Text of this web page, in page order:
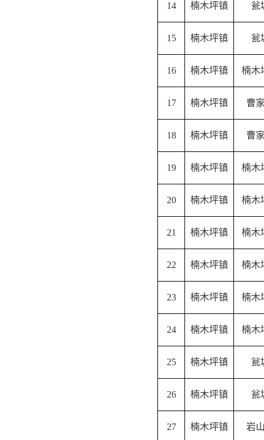
14 楠木坪镇 瓮
15 楠木坪镇 瓮
16 楠木坪镇 楠木
17 楠木坪镇 曹
18 楠木坪镇 曹
19 楠木坪镇 楠木
20 楠木坪镇 楠木
21 楠木坪镇 楠木
22 楠木坪镇 楠木
23 楠木坪镇 楠木
24 楠木坪镇 楠木
25 楠木坪镇 瓮
26 楠木坪镇 瓮
27 楠木坪镇 岩